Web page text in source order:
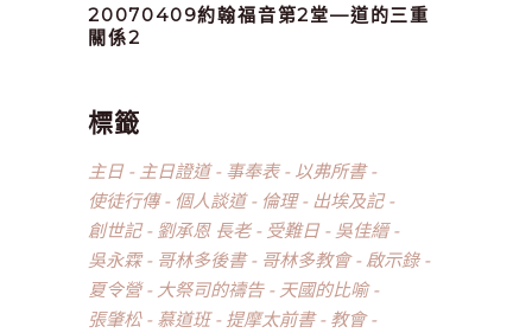
20070409約翰福音第2堂—道的三重
關係2
標籤
主日 主日證道 事奉表
以弗所書
使徒行傳
個人談道 倫理
出埃及記
創世記
劉承恩 長老 受難日
吳佳縉
吳永霖
哥林多後書 哥林多教會
啟示錄
夏令營
大祭司的禱告
天國的比喻
張肇松
慕道班 提摩太前書
教會